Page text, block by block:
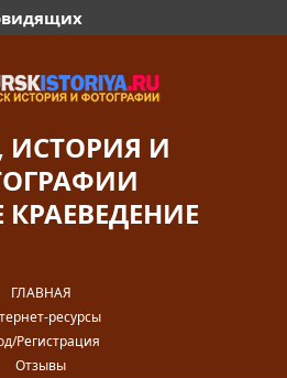
ИСТОРИЯ И
КРАЕВЕДЕНИЕ
ГЛАВНАЯ
ресурсы
Регистрация
Отзывы